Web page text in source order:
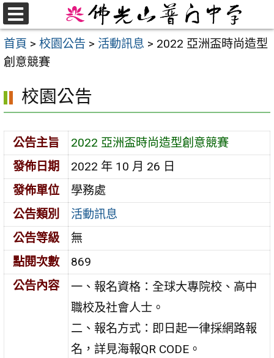
跳
至
主
要
首頁 > 校園公告 > 活動訊息 > 2022 亞洲盃時尚造型
創意競賽
校園公告
公告主旨
2022 亞洲盃時尚造型創意競賽
發佈日期
2022 年 10 月 26 日
發佈單位
學務處
公告類別
活動訊息
公告等級
無
點閱次數
869
公告內容
一、報名資格：全球大專院校、高中
職校及社會人士。
二、報名方式：即日起一律採網路報
名，詳見海報QR CODE。
選
單